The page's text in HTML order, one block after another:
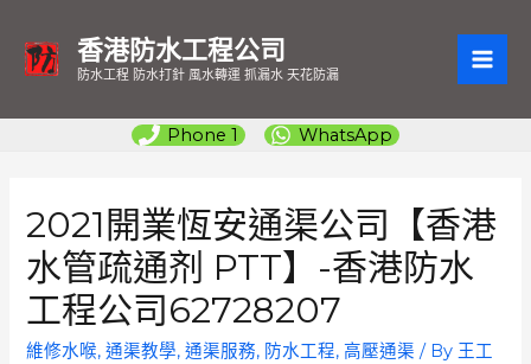
香港防水工程公司
防水工程 防水打針 風水轉運 抓漏水 天花防漏
Phone 1 WhatsApp
2021開業恆安通渠公司【香港
水管疏通剂 PTT】-香港防水
工程公司62728207
維修水喉,通渠教學,通渠服務, 防水工程,高壓通渠 / By 王工